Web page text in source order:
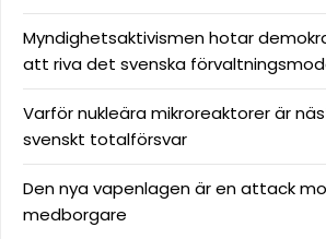
Myndighetsaktivismen hotar
att riva det svenska
Varför nukleära mikroreaktorer är
svenskt totalförsvar
Den nya vapenlagen är en attack
medborgare